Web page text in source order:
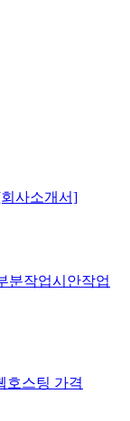
사소개서]
분작업시안작업
호스팅 가격